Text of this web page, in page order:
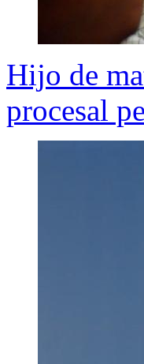
Hijo de
procesal